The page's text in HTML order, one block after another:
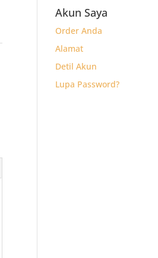
Akun Saya
Order Anda
Alamat
Detil Akun
Lupa Password?